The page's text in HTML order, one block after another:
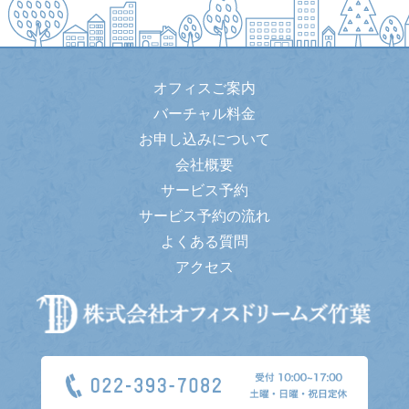
オフィスご案内
バーチャル料金
お申し込みについて
会社概要
サービス予約
サービス予約の流れ
よくある質問
アクセス